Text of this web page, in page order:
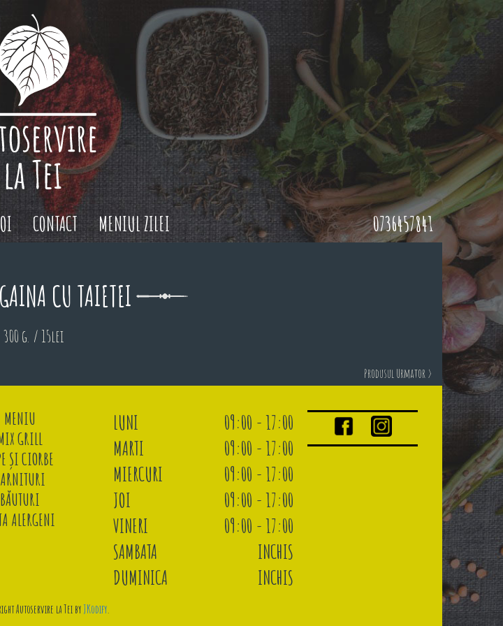
CONTACT MENIUL ZILEI 0736457841
CU TAIETEI
300 g. / 15lei
Produsul Urmator >
MENIU
GRILL
ȘI CIORBE
BĂUTURI
ALERGENI
LUNI
09:00 - 17:00
MARTI
09:00 - 17:00
MIERCURI
09:00 - 17:00
JOI
09:00 - 17:00
VINERI
09:00 - 17:00
SAMBATA
INCHIS
DUMINICA
INCHIS
Autoservire la Tei byJKodify.